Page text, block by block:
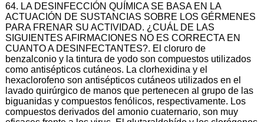
64. LA DESINFECCIÓN QUÍMICA SE BASA EN LA
ACTUACIÓN DE SUSTANCIAS SOBRE LOS GÉRMENES
PARA FRENAR SU ACTIVIDAD. ¿CUÁL DE LAS
SIGUIENTES AFIRMACIONES NO ES CORRECTA EN
CUANTO A DESINFECTANTES?. El cloruro de
benzalconio y la tintura de yodo son compuestos utilizados
como antisépticos cutáneos. La clorhexidina y el
hexaclorofeno son antisépticos cutáneos utilizados en el
lavado quirúrgico de manos que pertenecen al grupo de las
biguanidas y compuestos fenólicos, respectivamente. Los
compuestos derivados del amonio cuaternario, son muy